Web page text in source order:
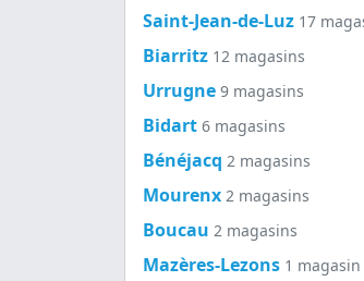
Saint-Jean-de-Luz 17
Biarritz 12 magasins
Urrugne 9 magasins
Bidart 6 magasins
Bénéjacq 2 magasins
Mourenx 2 magasins
Boucau 2 magasins
Mazères-Lezons 1 magasin